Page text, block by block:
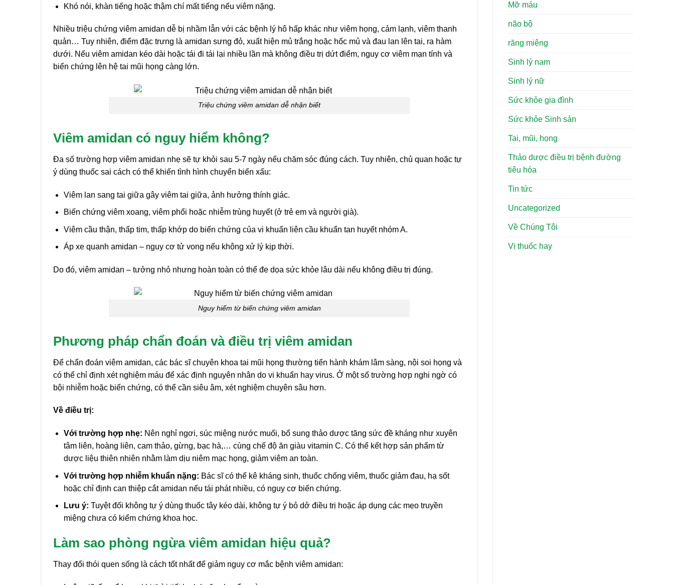
Khó nói, khàn tiếng hoặc thậm chí mất tiếng nếu viêm nặng.
Nhiều triệu chứng viêm amidan dễ bị nhầm lẫn với các bệnh lý hô hấp khác như viêm họng, cảm lạnh, viêm thanh
quản… Tuy nhiên, điểm đặc trưng là amidan sưng đỏ, xuất hiện mủ trắng hoặc hốc mủ và đau lan lên tai, ra hàm
dưới. Nếu viêm amidan kéo dài hoặc tái đi tái lại nhiều lần mà không điều trị dứt điểm, nguy cơ viêm mạn tính và
biến chứng lên hệ tai mũi họng càng lớn.
Triệu chứng viêm amidan dễ nhận biết
Viêm amidan có nguy hiểm không?
Đa số trường hợp viêm amidan nhẹ sẽ tự khỏi sau 5-7 ngày nếu chăm sóc đúng cách. Tuy nhiên, chủ quan hoặc tự
ý dùng thuốc sai cách có thể khiến tình hình chuyển biến xấu:
Viêm lan sang tai giữa gây viêm tai giữa, ảnh hưởng thính giác.
Biến chứng viêm xoang, viêm phổi hoặc nhiễm trùng huyết (ở trẻ em và người già).
Viêm cầu thận, thấp tim, thấp khớp do biến chứng của vi khuẩn liên cầu khuẩn tan huyết nhóm A.
Áp xe quanh amidan – nguy cơ tử vong nếu không xử lý kịp thời.
Do đó, viêm amidan – tưởng nhỏ nhưng hoàn toàn có thể đe dọa sức khỏe lâu dài nếu không điều trị đúng.
Nguy hiểm từ biến chứng viêm amidan
Phương pháp chẩn đoán và điều trị viêm amidan
Để chẩn đoán viêm amidan, các bác sĩ chuyên khoa tai mũi họng thường tiến hành khám lâm sàng, nội soi họng và
có thể chỉ định xét nghiệm máu để xác định nguyên nhân do vi khuẩn hay virus. Ở một số trường hợp nghi ngờ có
bội nhiễm hoặc biến chứng, có thể cần siêu âm, xét nghiệm chuyên sâu hơn.
Về điều trị:
Với trường hợp nhẹ: Nên nghỉ ngơi, súc miệng nước muối, bổ sung thảo dược tăng sức đề kháng như xuyên
tâm liên, hoàng liên, cam thảo, gừng, bạc hà,… cùng chế độ ăn giàu vitamin C. Có thể kết hợp sản phẩm từ
dược liệu thiên nhiên nhằm làm dịu niêm mạc họng, giảm viêm an toàn.
Với trường hợp nhiễm khuẩn nặng: Bác sĩ có thể kê kháng sinh, thuốc chống viêm, thuốc giảm đau, hạ sốt
hoặc chỉ định can thiệp cắt amidan nếu tái phát nhiều, có nguy cơ biến chứng.
Lưu ý: Tuyệt đối không tự ý dùng thuốc tây kéo dài, không tự ý bỏ dở điều trị hoặc áp dụng các mẹo truyền
miệng chưa có kiểm chứng khoa học.
Làm sao phòng ngừa viêm amidan hiệu quả?
Thay đổi thói quen sống là cách tốt nhất để giảm nguy cơ mắc bệnh viêm amidan:
Mỡ máu
não bộ
răng miệng
Sinh lý nam
Sinh lý nữ
Sức khỏe gia đình
Sức khỏe Sinh sản
Tai, mũi, họng
Thảo dược điều trị bệnh đường
tiêu hóa
Tin tức
Uncategorized
Về Chúng Tôi
Vị thuốc hay